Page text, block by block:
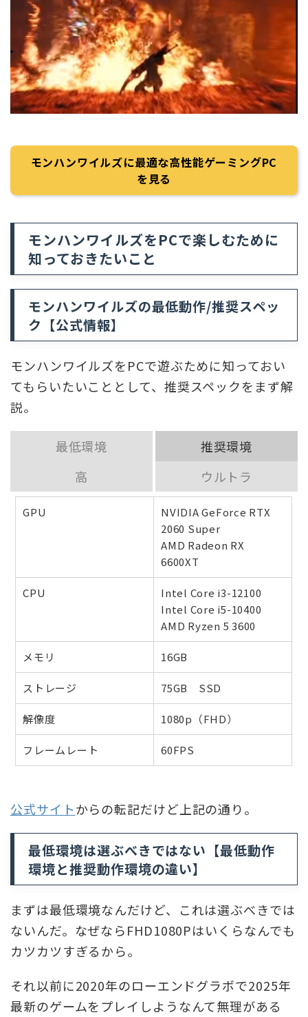
モンハンワイルズに最適な高性能ゲーミングPC
を見る
モンハンワイルズをPCで楽しむために
知っておきたいこと
モンハンワイルズの最低動作/推奨スペッ
ク【公式情報】
モンハンワイルズをPCで遊ぶために知っておい
てもらいたいこととして、推奨スペックをまず解
説。
最低環境
推奨環境
高
ウルトラ
GPU
NVIDIA GeForce RTX
2060 Super
AMD Radeon RX
6600XT
CPU
Intel Core i3-12100
Intel Core i5-10400
AMD Ryzen 5 3600
メモリ 16GB
ストレージ 75GB SSD
解像度 1080p（FHD）
フレームレート 60FPS
公式サイトからの転記だけど上記の通り。
最低環境は選ぶべきではない【最低動作
環境と推奨動作環境の違い​】
まずは最低環境なんだけど、これは選ぶべきでは
ないんだ。なぜならFHD1080Pはいくらなんでも
カツカツすぎるから。
それ以前に2020年のローエンドグラボで2025年
最新のゲームをプレイしようなんて無理がある